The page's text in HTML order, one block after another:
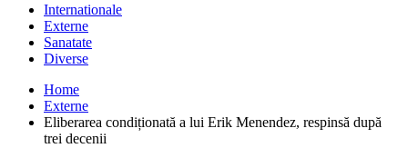
Internationale
Externe
Sanatate
Diverse
Home
Externe
Eliberarea condiționată a lui Erik Menendez, respinsă după
trei decenii